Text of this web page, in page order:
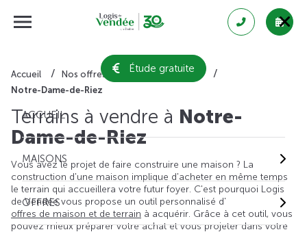
Étude gratuite
ACCUEIL
MAISONS
OFFRES
Accueil Nos offres de terrain
Vendée
Notre-Dame-de-Riez
Terrains à vendre à Notre-
Dame-de-Riez
Vous avez le projet de faire construire une maison ? La
construction d'une maison implique d'acheter en même temps
le terrain qui accueillera votre futur foyer. C'est pourquoi Logis
de Vendée vous propose un outil personnalisé d'
offres de maison et de terrain à acquérir. Grâce à cet outil, vous
pouvez mieux préparer votre achat et vous projeter dans votre